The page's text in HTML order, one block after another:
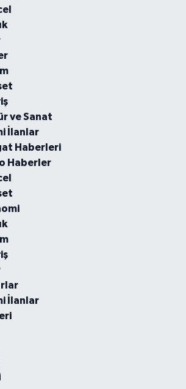
ve Sanat
İlanlar
Haberleri
Haberler
İlanlar